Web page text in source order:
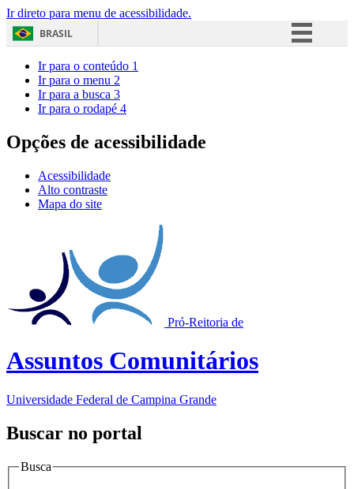
Ir direto para menu de acessibilidade.
BRASIL
Acesso à informação
Ir para o conteúdo 1
Ir para o menu 2
Ir para a busca 3
Ir para o rodapé 4
Opções de acessibilidade
Acessibilidade
Alto contraste
Mapa do site
Pró-Reitoria de
Assuntos Comunitários
Universidade Federal de Campina Grande
Buscar no portal
Busca